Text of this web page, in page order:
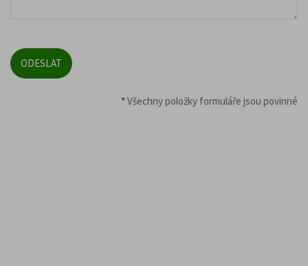
*Všechny položky formuláře jsou povinné